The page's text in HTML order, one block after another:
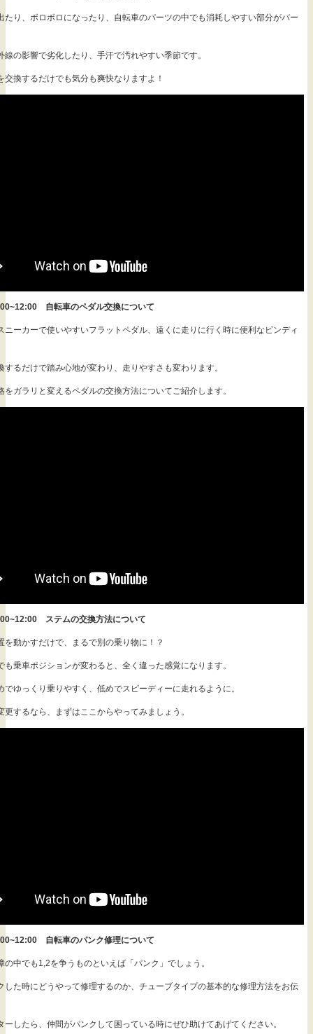
たり、ボロボロになったり、自転車のパーツの中でも消耗しやすい部分がバー
線の影響で劣化したり、手汗で汚れやすい季節です。
交換するだけでも気分も爽快なりますよ！
自転車のペダル交換について
ニーカーで使いやすいフラットペダル、遠くに走りに行く時に便利なビンディ
するだけで踏み心地が変わり、走りやすさも変わります。
をガラリと変えるペダルの交換方法についてご紹介します。
ステムの交換方法について
を動かすだけで、まるで別の乗り物に！？
も乗車ポジションが変わると、全く違った感覚になります。
でゆっくり乗りやすく、低めでスピーディーに走れるように。
更するなら、まずはここからやってみましょう。
自転車のパンク修理について
の中でも1,2を争うものといえば「パンク」でしょう。
した時にどうやって修理するのか、チューブタイプの基本的な修理方法をお伝
ーしたら、仲間がパンクして困っている時にぜひ助けてあげてください。